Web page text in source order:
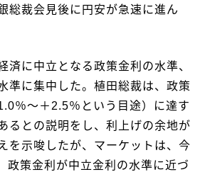
総裁会見後に円安が急速に進ん
済に中立となる政策金利の水準、
準に集中した。植田総裁は、政策
％～＋2.5％という目途）に達す
るとの説明をし、利上げの余地が
を示唆したが、マーケットは、今
政策金利が中立金利の水準に近づ